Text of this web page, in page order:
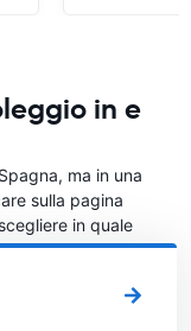
in e
ma in una
sulla pagina
in quale